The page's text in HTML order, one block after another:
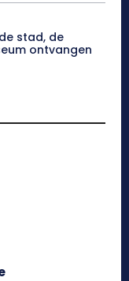
stad, de
ontvangen